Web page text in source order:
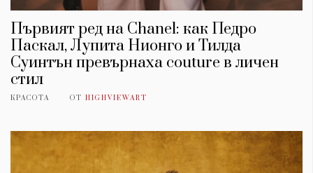
Първият ред на Chanel: как Педро
Паскал, Лупита Нионго и Тилда
Суинтън превърнаха couture в личен
стил
КРАСОТА ОТ HIGHVIEWART